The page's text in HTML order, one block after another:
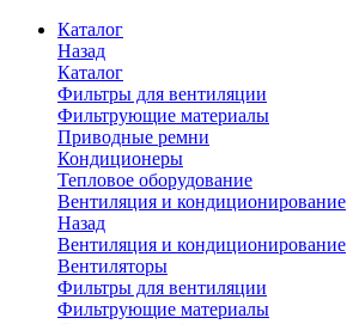
Каталог
Назад
Каталог
Фильтры для вентиляции
Фильтрующие материалы
Приводные ремни
Кондиционеры
Тепловое оборудование
Вентиляция и кондиционирование
Назад
Вентиляция и кондиционирование
Вентиляторы
Фильтры для вентиляции
Фильтрующие материалы